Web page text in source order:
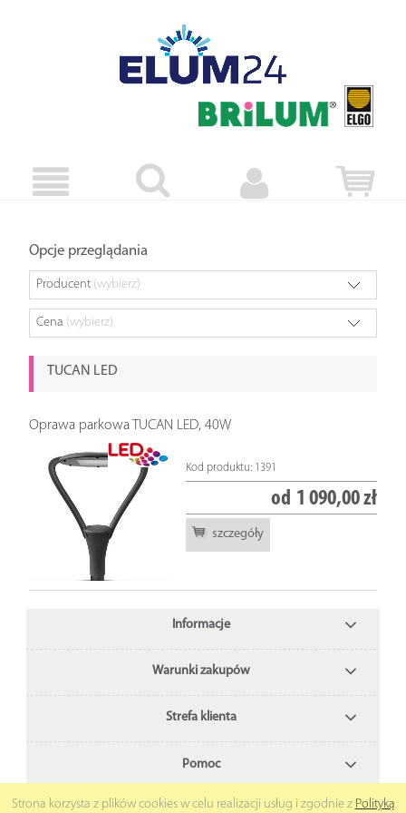
Strona korzysta z plików cookies w celu realizacji usług i zgodnie z Polityką
Opcje przeglądania
Producent (wybierz)
Cena (wybierz)
TUCAN LED
Oprawa parkowa TUCAN LED, 40W
Kod produktu: 1391
od 1 090,00 zł
szczegóły
Informacje
Warunki zakupów
Strefa klienta
Pomoc